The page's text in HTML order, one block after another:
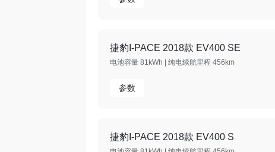
捷豹I-PACE 2018款 EV400 SE
电池容量 81kWh | 纯电续航里程 456km
参数
捷豹I-PACE 2018款 EV400 S